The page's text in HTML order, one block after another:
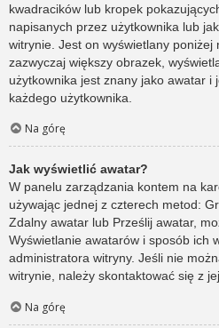
kwadracików lub kropek
napisanych przez użytkownika lub
witrynie. Jest on wyświetlany poniżej
zazwyczaj większy obrazek,
użytkownika jest znany jako awatar i
każdego użytkownika.
Na górę
Jak wyświetlić awatar?
W panelu zarządzania kontem na
używając jednej z czterech metod:
Zdalny awatar lub Prześlij awatar,
Wyświetlanie awatarów i sposób ich
administratora witryny. Jeśli nie
witrynie, należy skontaktować się z
Na górę